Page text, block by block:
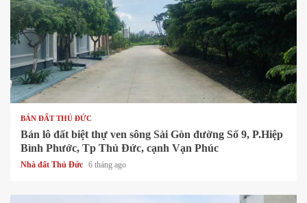
1 min read
BÁN ĐẤT THỦ ĐỨC
Bán lô đất biệt thự ven sông Sài Gòn đường Số 9, P.Hiệp
Bình Phước, Tp Thủ Đức, cạnh Vạn Phúc
Nhà đất Thủ Đức 6 tháng ago